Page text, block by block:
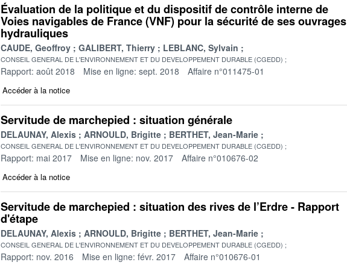
Évaluation de la politique et du dispositif de contrôle interne de
Voies navigables de France (VNF) pour la sécurité de ses ouvrages
hydrauliques
CAUDE, Geoffroy GALIBERT, Thierry LEBLANC, Sylvain
CONSEIL GENERAL DE L'ENVIRONNEMENT ET DU DEVELOPPEMENT DURABLE (CGEDD)
Rapport: août 2018 Mise en ligne: sept. 2018 Affaire n°011475-01
Accéder à la notice
Servitude de marchepied : situation générale
DELAUNAY, Alexis ARNOULD, Brigitte BERTHET, Jean-Marie
CONSEIL GENERAL DE L'ENVIRONNEMENT ET DU DEVELOPPEMENT DURABLE (CGEDD)
Rapport: mai 2017 Mise en ligne: nov. 2017 Affaire n°010676-02
Accéder à la notice
Servitude de marchepied : situation des rives de l’Erdre - Rapport
d'étape
DELAUNAY, Alexis ARNOULD, Brigitte BERTHET, Jean-Marie
CONSEIL GENERAL DE L'ENVIRONNEMENT ET DU DEVELOPPEMENT DURABLE (CGEDD)
Rapport: nov. 2016 Mise en ligne: févr. 2017 Affaire n°010676-01